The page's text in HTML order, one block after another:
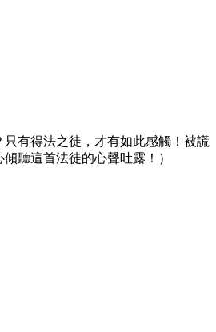
只有得法之徒，才有如此感觸！被謊
聽這首法徒的心聲吐露！）